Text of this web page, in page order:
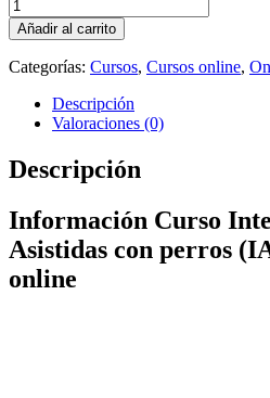
Añadir al carrito
Categorías: Cursos, Cursos online,
Descripción
Valoraciones (0)
Descripción
Información Curso
Asistidas con perros
online